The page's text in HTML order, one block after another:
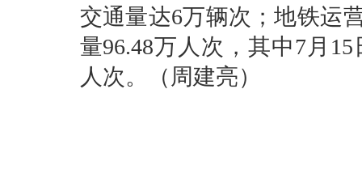
交通量达6万辆次；地铁运
量96.48万人次，其中7月
人次。（周建亮）